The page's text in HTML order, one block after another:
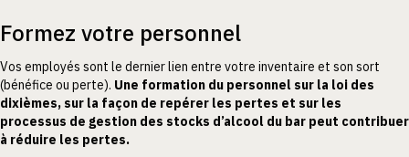
Formez votre personnel
Vos employés sont le dernier lien entre votre inventaire et son sort
(bénéfice ou perte). Une formation du personnel sur la loi des
dixièmes, sur la façon de repérer les pertes et sur les
processus de gestion des stocks d’alcool du bar peut contribuer
à réduire les pertes.